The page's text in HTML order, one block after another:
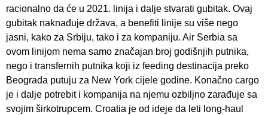
racionalno da će u 2021. linija i dalje stvarati gubitak. Ovaj
gubitak naknađuje država, a benefiti linije su više nego
jasni, kako za Srbiju, tako i za kompaniju. Air Serbia sa
ovom linijom nema samo značajan broj godišnjih putnika,
nego i transfernih putnika koji iz feeding destinacija preko
Beograda putuju za New York cijele godine. Konačno cargo
je i dalje potrebit i kompanija na njemu ozbiljno zarađuje sa
svojim širkotrupcem. Croatia je od ideje da leti long-haul